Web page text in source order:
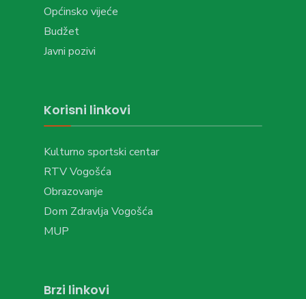
Općinsko vijeće
Budžet
Javni pozivi
Korisni linkovi
Kulturno sportski centar
RTV Vogošća
Obrazovanje
Dom Zdravlja Vogošća
MUP
Brzi linkovi